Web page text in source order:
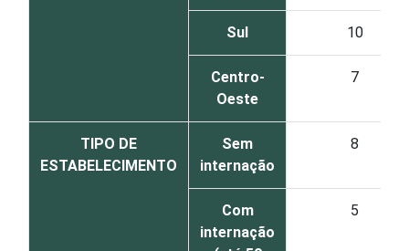
Sul 10
Centro-
Oeste
7
TIPO DE
ESTABELECIMENTO
Sem
internação
8
Com
internação
5